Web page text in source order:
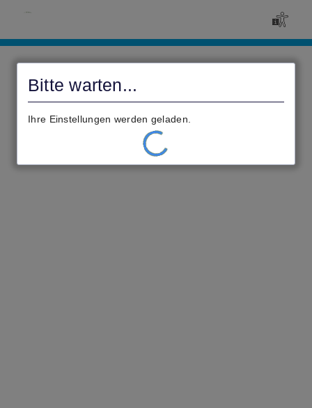
Bitte warten...
Ihre Einstellungen werden geladen.